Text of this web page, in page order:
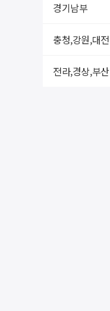
경기남부
충청,강원,대전
전라,경상,부산